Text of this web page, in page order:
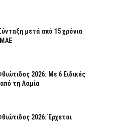
μετά από 15 χρόνια
2026: Με 6 Ειδικές
τη Λαμία
2026: Έρχεται